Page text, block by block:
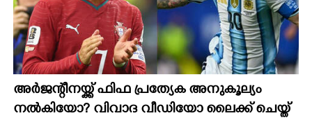
അർജന്റീനയ്ക്ക് ഫിഫ പ്രത്യേക അനുകൂല്യം
നൽകിയോ? വിവാദ വീഡിയോ ലൈക്ക് ചെയ്ത്